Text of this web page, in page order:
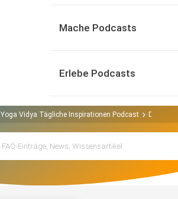
Mache Podcasts
Erlebe Podcasts
Yoga Vidya Tägliche Inspirationen Podcast Die Kuh